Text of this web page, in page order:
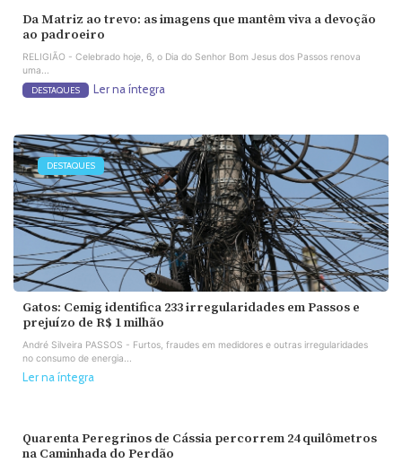
Da Matriz ao trevo: as imagens que mantêm viva a devoção
ao padroeiro
RELIGIÃO - Celebrado hoje, 6, o Dia do Senhor Bom Jesus dos Passos renova
uma...
DESTAQUES Ler na íntegra
DESTAQUES
Gatos: Cemig identifica 233 irregularidades em Passos e
prejuízo de R$ 1 milhão
André Silveira PASSOS - Furtos, fraudes em medidores e outras irregularidades
no consumo de energia...
Ler na íntegra
Quarenta Peregrinos de Cássia percorrem 24 quilômetros
na Caminhada do Perdão